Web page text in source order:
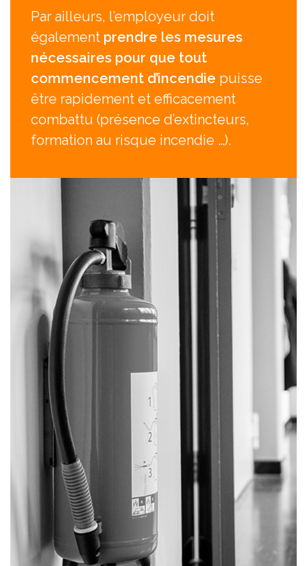
Par ailleurs, l’employeur doit
également prendre les mesures
nécessaires pour que tout
commencement d’incendie puisse
être rapidement et efficacement
combattu (présence d’extincteurs,
formation au risque incendie …).